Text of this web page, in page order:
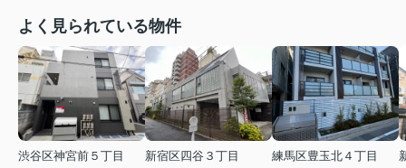
よく見られている物件
渋谷区神宮前５丁目
新宿区四谷３丁目
練馬区豊玉北４丁目